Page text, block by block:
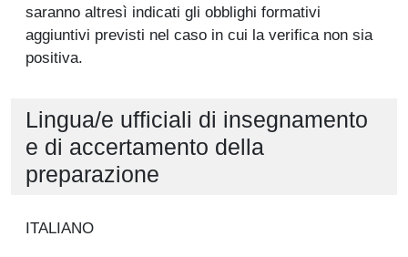
saranno altresì indicati gli obblighi formativi
aggiuntivi previsti nel caso in cui la verifica non sia
positiva.
Lingua/e ufficiali di insegnamento
e di accertamento della
preparazione
ITALIANO